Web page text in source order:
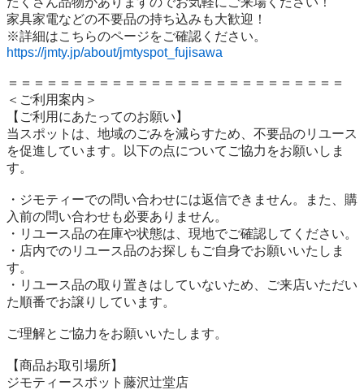
家具家電などの不要品の持ち込みも大歓迎！
https://jmty.jp/about/jmtyspot_fujisawa
＝＝＝＝＝＝＝＝＝＝＝＝＝＝＝＝＝＝＝＝＝＝＝＝＝＝
＜ご利用案内＞
【ご利用にあたってのお願い】
当スポットは、地域のごみを減らすため、不要品のリユース
を促進しています。以下の点についてご協力をお願いしま
す。
・ジモティーでの問い合わせには返信できません。また、購
入前の問い合わせも必要ありません。
・リユース品の在庫や状態は、現地でご確認してください。
・店内でのリユース品のお探しもご自身でお願いいたしま
す。
・リユース品の取り置きはしていないため、ご来店いただい
た順番でお譲りしています。
ご理解とご協力をお願いいたします。
【商品お取引場所】
ジモティースポット藤沢辻堂店